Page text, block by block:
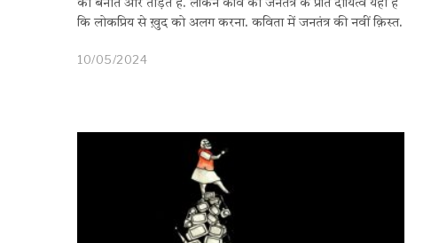
को बनाते और तोड़ते हैं. लेकिन कवि का जनतंत्र के प्रति दायित्व यही है
कि लोकप्रिय से ख़ुद को अलग करना. कविता में जनतंत्र की नवीं क़िस्त.
10/05/2024